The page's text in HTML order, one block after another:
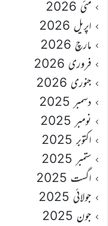
مئی 2026
اپریل 2026
مارچ 2026
فروری 2026
جنوری 2026
دسمبر 2025
نومبر 2025
اکتوبر 2025
ستمبر 2025
اگست 2025
جولائی 2025
جون 2025